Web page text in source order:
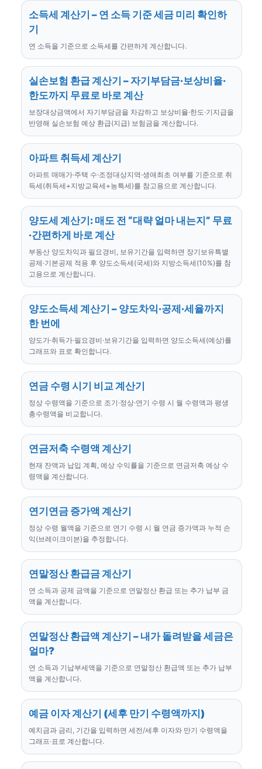
소득세 계산기 – 연 소득 기준 세금 미리 확인하
기
연 소득을 기준으로 소득세를 간편하게 계산합니다.
실손보험 환급 계산기 – 자기부담금·보상비율·
한도까지 무료로 바로 계산
보장대상금액에서 자기부담금을 차감하고 보상비율·한도·기지급을
반영해 실손보험 예상 환급(지급) 보험금을 계산합니다.
아파트 취득세 계산기
아파트 매매가·주택 수·조정대상지역·생애최초 여부를 기준으로 취
득세(취득세+지방교육세+농특세)를 참고용으로 계산합니다.
양도세 계산기: 매도 전 “대략 얼마 내는지” 무료
·간편하게 바로 계산
부동산 양도차익과 필요경비, 보유기간을 입력하면 장기보유특별
공제·기본공제 적용 후 양도소득세(국세)와 지방소득세(10%)를 참
고용으로 계산합니다.
양도소득세 계산기 – 양도차익·공제·세율까지
한 번에
양도가·취득가·필요경비·보유기간을 입력하면 양도소득세(예상)를
그래프와 표로 확인합니다.
연금 수령 시기 비교 계산기
정상 수령액을 기준으로 조기·정상·연기 수령 시 월 수령액과 평생
총수령액을 비교합니다.
연금저축 수령액 계산기
현재 잔액과 납입 계획, 예상 수익률을 기준으로 연금저축 예상 수
령액을 계산합니다.
연기연금 증가액 계산기
정상 수령 월액을 기준으로 연기 수령 시 월 연금 증가액과 누적 손
익(브레이크이븐)을 추정합니다.
연말정산 환급금 계산기
연 소득과 공제 금액을 기준으로 연말정산 환급 또는 추가 납부 금
액을 계산합니다.
연말정산 환급액 계산기 – 내가 돌려받을 세금은
얼마?
연 소득과 기납부세액을 기준으로 연말정산 환급액 또는 추가 납부
액을 계산합니다.
예금 이자 계산기 (세후 만기 수령액까지)
예치금과 금리, 기간을 입력하면 세전/세후 이자와 만기 수령액을
그래프·표로 계산합니다.